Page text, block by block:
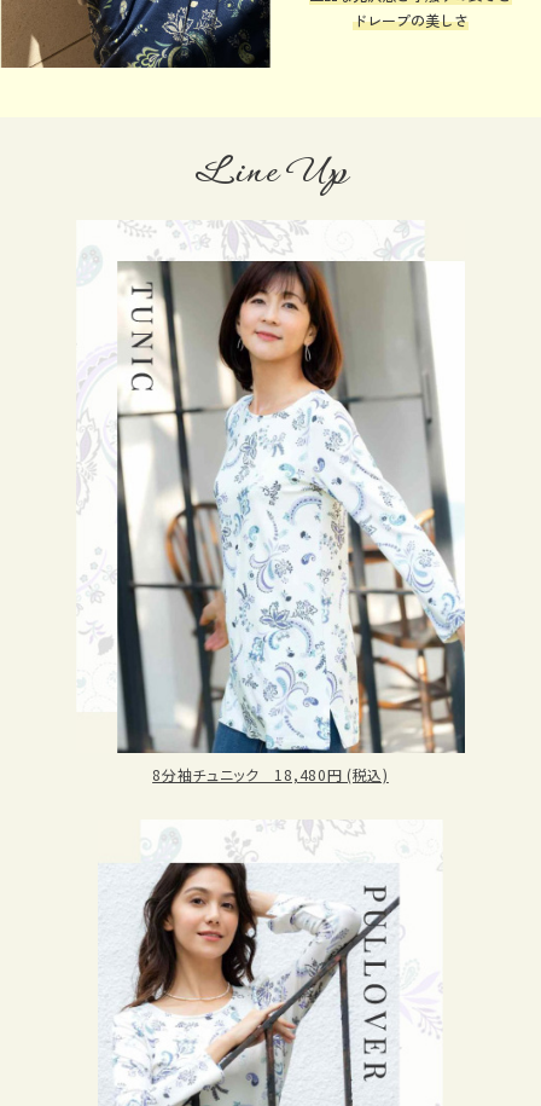
ドレープの美しさ
Line Up
8分袖チュニック 18,480円 (税込)